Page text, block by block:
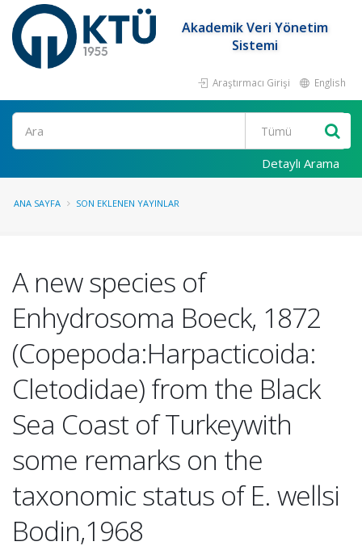
Akademik Veri Yönetim
Sistemi
Araştırmacı Girişi English
Ara
Detaylı Arama
ANA SAYFA SON EKLENEN YAYINLAR
A new species of
Enhydrosoma Boeck, 1872
(Copepoda:Harpacticoida:
Cletodidae) from the Black
Sea Coast of Turkeywith
some remarks on the
taxonomic status of E. wellsi
Bodin,1968